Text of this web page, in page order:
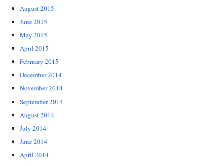
August 2015
June 2015
May 2015
April 2015
February 2015
December 2014
November 2014
September 2014
August 2014
July 2014
June 2014
April 2014